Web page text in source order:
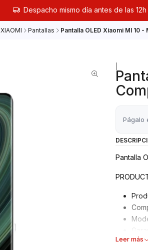
Despacho mismo día antes de las 12h
XIAOMI Pantallas Pantalla OLED Xiaomi MI 10
Págalo
Pantalla
Leer más